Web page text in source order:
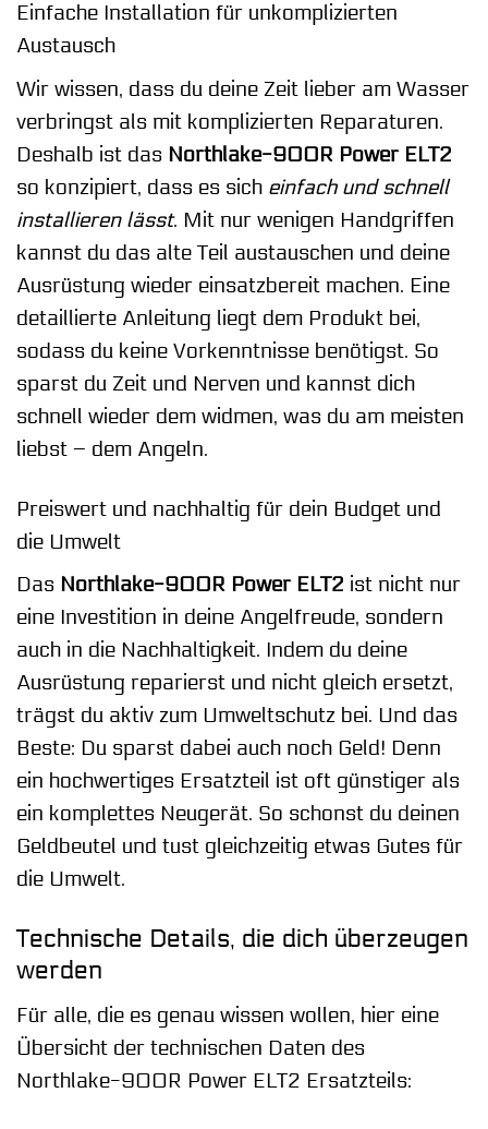
Einfache Installation für unkomplizierten
Austausch
Wir wissen, dass du deine Zeit lieber am Wasser
verbringst als mit komplizierten Reparaturen.
Deshalb ist das Northlake-900R Power ELT2
so konzipiert, dass es sich einfach und schnell
installieren lässt. Mit nur wenigen Handgriffen
kannst du das alte Teil austauschen und deine
Ausrüstung wieder einsatzbereit machen. Eine
detaillierte Anleitung liegt dem Produkt bei,
sodass du keine Vorkenntnisse benötigst. So
sparst du Zeit und Nerven und kannst dich
schnell wieder dem widmen, was du am meisten
liebst – dem Angeln.
Preiswert und nachhaltig für dein Budget und
die Umwelt
Das Northlake-900R Power ELT2 ist nicht nur
eine Investition in deine Angelfreude, sondern
auch in die Nachhaltigkeit. Indem du deine
Ausrüstung reparierst und nicht gleich ersetzt,
trägst du aktiv zum Umweltschutz bei. Und das
Beste: Du sparst dabei auch noch Geld! Denn
ein hochwertiges Ersatzteil ist oft günstiger als
ein komplettes Neugerät. So schonst du deinen
Geldbeutel und tust gleichzeitig etwas Gutes für
die Umwelt.
Technische Details, die dich überzeugen
werden
Für alle, die es genau wissen wollen, hier eine
Übersicht der technischen Daten des
Northlake-900R Power ELT2 Ersatzteils: